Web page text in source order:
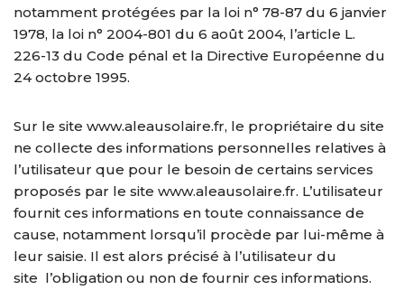
notamment protégées par la loi n° 78-87 du 6 janvier
1978, la loi n° 2004-801 du 6 août 2004, l’article L.
226-13 du Code pénal et la Directive Européenne du
24 octobre 1995.
Sur le site www.aleausolaire.fr, le propriétaire du site
ne collecte des informations personnelles relatives à
l’utilisateur que pour le besoin de certains services
proposés par le site www.aleausolaire.fr. L’utilisateur
fournit ces informations en toute connaissance de
cause, notamment lorsqu’il procède par lui-même à
leur saisie. Il est alors précisé à l’utilisateur du
site l’obligation ou non de fournir ces informations.